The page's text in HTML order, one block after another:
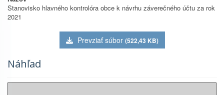
Stanovisko hlavného kontrolóra obce k návrhu záverečného účtu za rok
2021
Prevziať súbor (522,43 KB)
Náhľad